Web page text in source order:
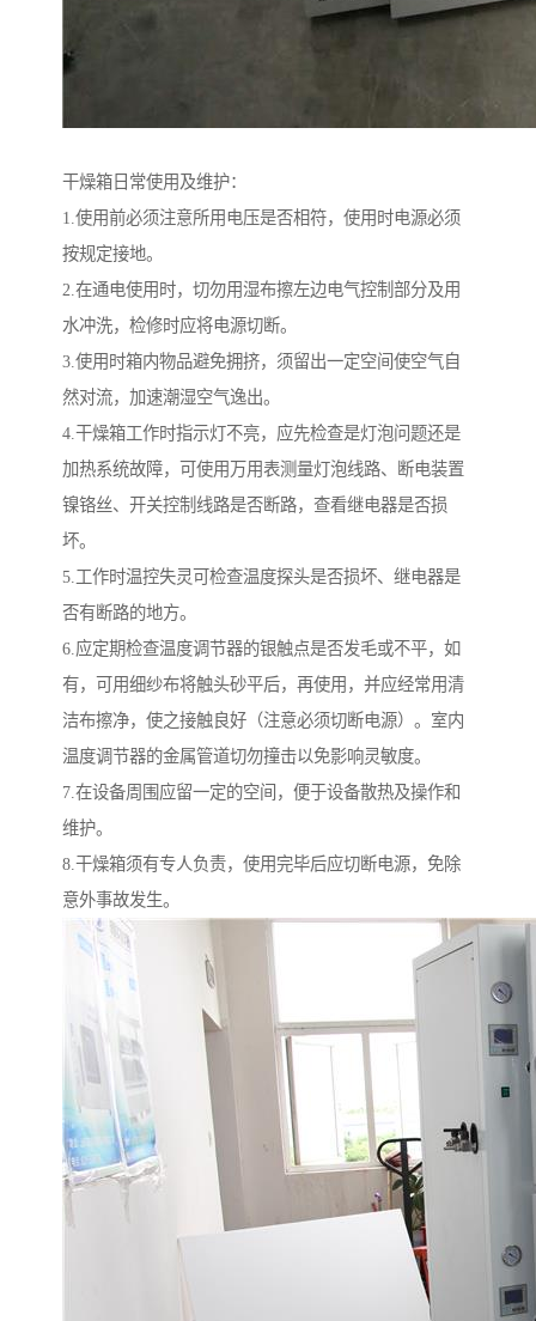
干燥箱日常使用及维护：
1.使用前必须注意所用电压是否相符，使用时电源必须
按规定接地。
2.在通电使用时，切勿用湿布擦左边电气控制部分及用
水冲洗，检修时应将电源切断。
3.使用时箱内物品避免拥挤，须留出一定空间使空气自
然对流，加速潮湿空气逸出。
4.干燥箱工作时指示灯不亮，应先检查是灯泡问题还是
加热系统故障，可使用万用表测量灯泡线路、断电装置
镍铬丝、开关控制线路是否断路，查看继电器是否损
坏。
5.工作时温控失灵可检查温度探头是否损坏、继电器是
否有断路的地方。
6.应定期检查温度调节器的银触点是否发毛或不平，如
有，可用细纱布将触头砂平后，再使用，并应经常用清
洁布擦净，使之接触良好（注意必须切断电源）。室内
温度调节器的金属管道切勿撞击以免影响灵敏度。
7.在设备周围应留一定的空间，便于设备散热及操作和
维护。
8.干燥箱须有专人负责，使用完毕后应切断电源，免除
意外事故发生。